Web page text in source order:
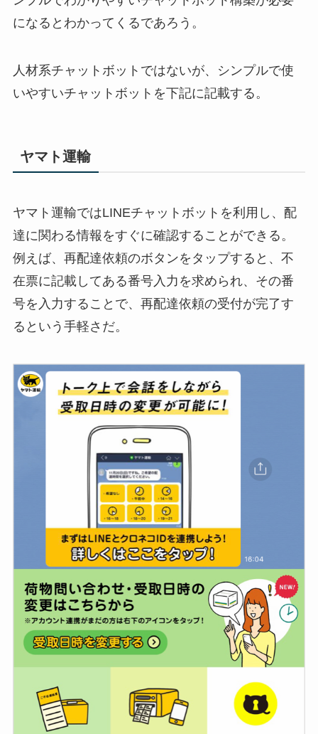
になるとわかってくるであろう。
人材系チャットボットではないが、シンプルで使
いやすいチャットボットを下記に記載する。
ヤマト運輸
ヤマト運輸ではLINEチャットボットを利用し、配
達に関わる情報をすぐに確認することができる。
例えば、再配達依頼のボタンをタップすると、不
在票に記載してある番号入力を求められ、その番
号を入力することで、再配達依頼の受付が完了す
るという手軽さだ。